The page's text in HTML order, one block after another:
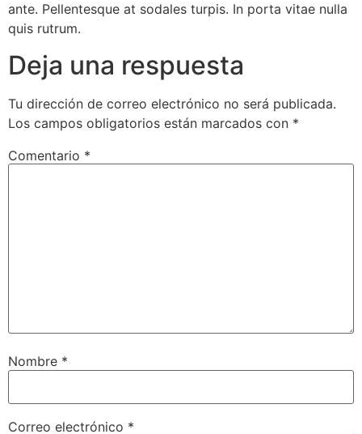
ante. Pellentesque at sodales turpis. In porta vitae nulla
quis rutrum.
Deja una respuesta
Tu dirección de correo electrónico no será publicada.
Los campos obligatorios están marcados con *
Comentario *
Nombre *
Correo electrónico *